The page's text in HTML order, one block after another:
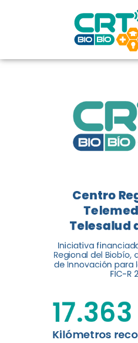
Telemedicina
Biobío (CRT
reconocido
Premios de
Medio 2024...
Leer
Centro
Telesalud
Iniciativa
Regional del Biobío,
de Innovación para
FIC-R
Kilómetros
17.363